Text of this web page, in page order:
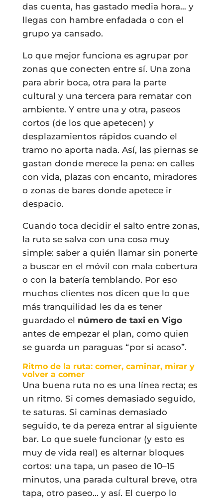
das cuenta, has gastado media hora… y
llegas con hambre enfadada o con el
grupo ya cansado.
Lo que mejor funciona es agrupar por
zonas que conecten entre sí. Una zona
para abrir boca, otra para la parte
cultural y una tercera para rematar con
ambiente. Y entre una y otra, paseos
cortos (de los que apetecen) y
desplazamientos rápidos cuando el
tramo no aporta nada. Así, las piernas se
gastan donde merece la pena: en calles
con vida, plazas con encanto, miradores
o zonas de bares donde apetece ir
despacio.
Cuando toca decidir el salto entre zonas,
la ruta se salva con una cosa muy
simple: saber a quién llamar sin ponerte
a buscar en el móvil con mala cobertura
o con la batería temblando. Por eso
muchos clientes nos dicen que lo que
más tranquilidad les da es tener
guardado el número de taxi en Vigo
antes de empezar el plan, como quien
se guarda un paraguas “por si acaso”.
Ritmo de la ruta: comer, caminar, mirar y
volver a comer
Una buena ruta no es una línea recta; es
un ritmo. Si comes demasiado seguido,
te saturas. Si caminas demasiado
seguido, te da pereza entrar al siguiente
bar. Lo que suele funcionar (y esto es
muy de vida real) es alternar bloques
cortos: una tapa, un paseo de 10–15
minutos, una parada cultural breve, otra
tapa, otro paseo… y así. El cuerpo lo